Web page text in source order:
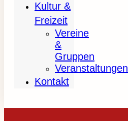
Kultur &
Freizeit
Vereine
&
Gruppen
Veranstaltungen
Kontakt